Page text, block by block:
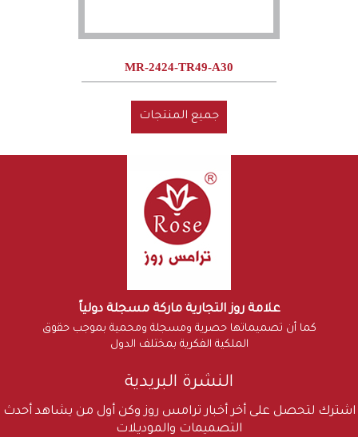
MR-2424-TR49-A30
جميع المنتجات
علامة روز التجارية ماركة مسجلة دولياً
كما أن تصميماتها حصرية ومسجلة ومحمية بموجب حقوق
الملكية الفكرية بمختلف الدول
النشرة البريدية
اشترك لتحصل على أخر أخبار ترامس روز وكن أول من يشاهد أحدث
التصميمات والموديلات